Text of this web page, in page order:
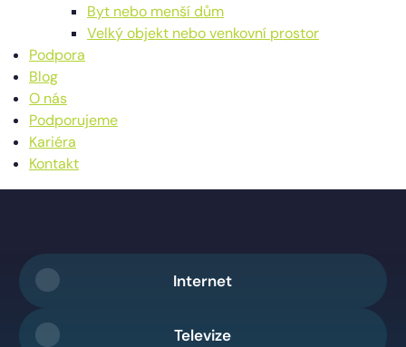
Byt nebo menší dům
Velký objekt nebo venkovní prostor
Podpora
Blog
O nás
Podporujeme
Kariéra
Kontakt
Internet
Televize